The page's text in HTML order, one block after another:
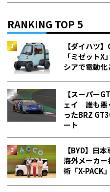
RANKING TOP 5
【ダイハツ
「ミゼット
シアで電動
【スーパー
ェイ 誰も悪
った――BRZ
ート
【BYD】日
海外メーカ
術「X-PACK